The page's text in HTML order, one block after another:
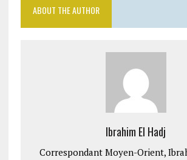
ABOUT THE AUTHOR
Ibrahim El Hadj
Correspondant Moyen-Orient,